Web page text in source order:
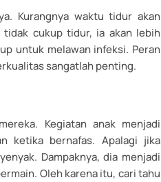
Kurangnya waktu tidur akan
tidak cukup tidur, ia akan lebih
untuk melawan infeksi. Peran
sangatlah penting.
Kegiatan anak menjadi
ketika bernafas. Apalagi jika
Dampaknya, dia menjadi
Oleh karena itu, cari tahu